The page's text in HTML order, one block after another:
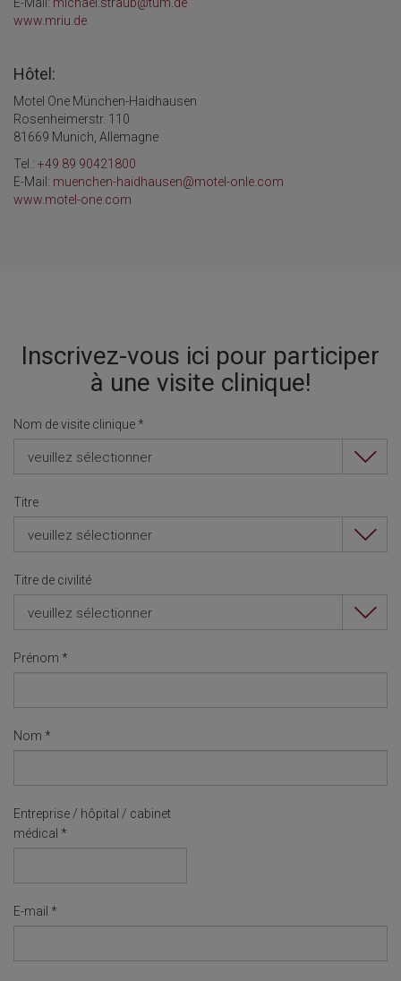
www.mriu.de
Hôtel:
Motel One München-Haidhausen
Rosenheimerstr. 110
81669 Munich, Allemagne
Tel.: +49 89 90421800
E-Mail: muenchen-haidhausen@motel-onle.com
www.motel-one.com
Inscrivez-vous ici pour participer
à une visite clinique!
Nom de visite clinique *
veuillez sélectionner
Titre
veuillez sélectionner
Titre de civilité
veuillez sélectionner
Prénom *
Nom *
Entreprise / hôpital / cabinet
médical *
E-mail *